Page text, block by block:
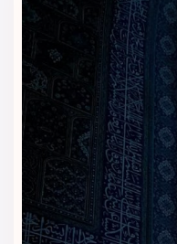
هم داشته باشند.
ویداگشت قیمت، ظرفیت اتاق‌ها و شرایط رزرو هتل الماس ۱ مشهد
به تاریخ سفر، تعداد
کنند.
اتاق مناسب
و سوئیت‌های هتل الماس ۱ تنوع خوبی دارند. کارشناسان
نوع سفر و میزان راحتی